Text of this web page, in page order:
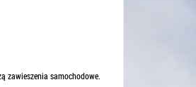
zawieszenia samochodowe.